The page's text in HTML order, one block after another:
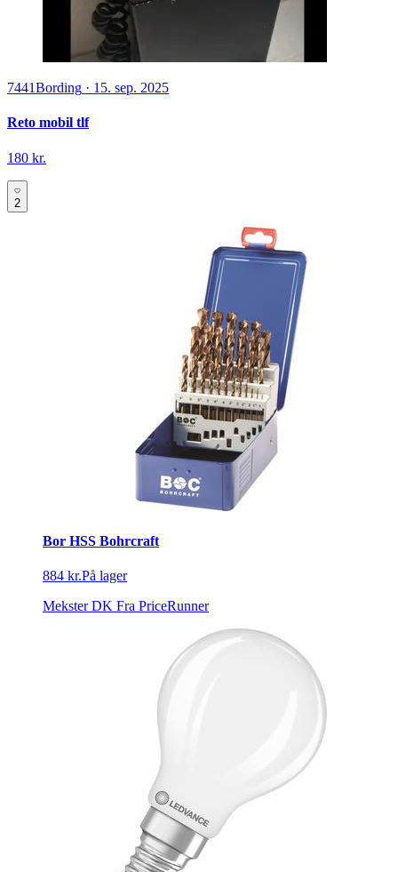
7441Bording · 15. sep. 2025
Reto mobil tlf
180 kr.
2
Bor HSS Bohrcraft
884 kr.På lager
Mekster DK Fra PriceRunner